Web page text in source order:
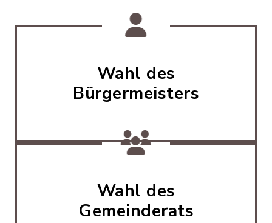
Wahl des
Bürgermeisters
Wahl des
Gemeinderats